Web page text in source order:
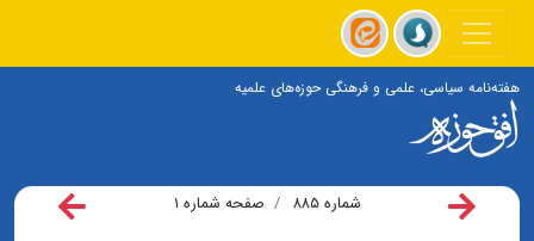
هفته‌نامه سیاسی، علمی و فرهنگی حوزه‌های علمیه
شماره ۸۸۵ صفحه شماره ۱